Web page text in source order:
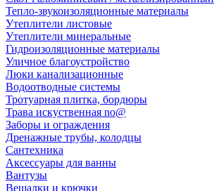
Тепло-звукоизоляционные материалы
Утеплители листовые
Утеплители минеральные
Гидроизоляционные материалы
Уличное благоустройство
Люки канализационные
Водоотводные системы
Тротуарная плитка, бордюры
Трава искуственная no@
Заборы и ограждения
Дренажные трубы, колодцы
Сантехника
Аксессуары для ванны
Вантузы
Вешалки и крючки